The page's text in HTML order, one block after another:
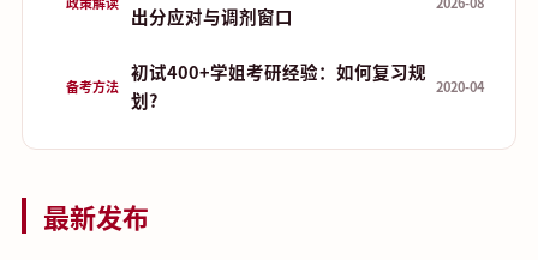
出分应对与调剂窗口
备考方法
初试400+学姐考研经验：如何复习规
划?
2020-04
最新发布